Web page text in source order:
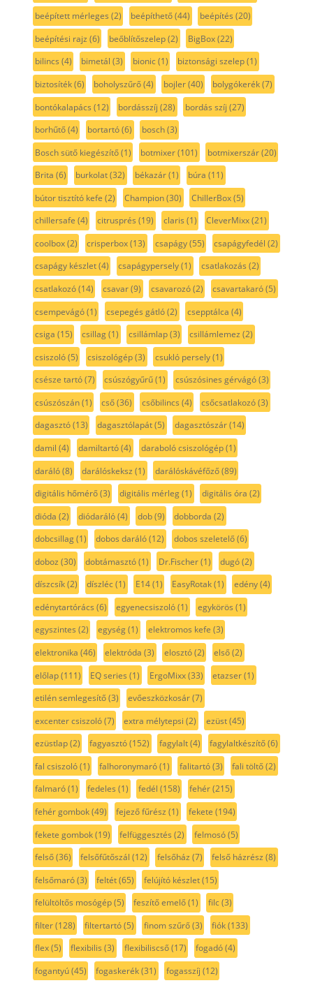
beépített mérleges (2) beépíthető(44) beépítés (20)
beépítési rajz (6) beőblítőszelep(2) BigBox(22)
bilincs (4) bimetál (3) bionic(1) biztonsági szelep(1)
biztosíték(6) boholyszűrő(4) bojler(40) bolygókerék(7)
bontókalapács (12) bordásszíj (28) bordás szíj (27)
borhűtő(4) bortartó(6) bosch(3)
Bosch sütő kiegészítő(1) botmixer(101) botmixerszár(20)
Brita (6) burkolat(32) békazár(1) búra (11)
bútor tisztító kefe (2) Champion(30) ChillerBox(5)
chillersafe (4) citrusprés (19) claris (1) CleverMixx(21)
coolbox(2) crisperbox(13) csapágy(55) csapágyfedél (2)
csapágy készlet(4) csapágypersely(1) csatlakozás (2)
csatlakozó(14) csavar(9) csavarozó(2) csavartakaró(5)
csempevágó(1) csepegés gátló(2) csepptálca (4)
csiga (15) csillag(1) csillámlap(3) csillámlemez (2)
csiszoló(5) csiszológép(3) csukló persely(1)
csésze tartó(7) csúszógyűrű(1) csúszósines gérvágó(3)
csúszószán(1) cső(36) csőbilincs (4) csőcsatlakozó(3)
dagasztó(13) dagasztólapát(5) dagasztószár(14)
damil (4) damiltartó(4) daraboló csiszológép(1)
daráló(8) darálóskeksz (1) darálóskávéfőző(89)
digitális hőmérő(3) digitális mérleg(1) digitális óra (2)
dióda (2) diódaráló(4) dob(9) dobborda (2)
dobcsillag(1) dobos daráló(12) dobos szeletelő(6)
doboz (30) dobtámasztó(1) Dr.Fischer(1) dugó(2)
díszcsík(2) díszléc(1) E14(1) EasyRotak(1) edény(4)
edénytartórács (6) egyenecsiszoló(1) egykörös (1)
egyszintes (2) egység(1) elektromos kefe (3)
elektronika (46) elektróda (3) elosztó(2) első(2)
előlap(111) EQ series (1) ErgoMixx(33) etazser(1)
etilén semlegesítő(3) evőeszközkosár(7)
excenter csiszoló(7) extra mélytepsi (2) ezüst(45)
ezüstlap(2) fagyasztó(152) fagylalt(4) fagylaltkészítő(6)
fal csiszoló(1) falhoronymaró(1) falitartó(3) fali töltő(2)
falmaró(1) fedeles (1) fedél (158) fehér(215)
fehér gombok(49) fejező fűrész (1) fekete (194)
fekete gombok(19) felfüggesztés (2) felmosó(5)
felső(36) felsőfűtőszál (12) felsőház (7) felső házrész (8)
felsőmaró(3) feltét(65) felújító készlet(15)
felültöltős mosógép(5) feszítő emelő(1) filc(3)
filter(128) filtertartó(5) finom szűrő(3) fiók(133)
flex(5) flexibilis (3) flexibiliscső(17) fogadó(4)
fogantyú(45) fogaskerék(31) fogasszíj (12)